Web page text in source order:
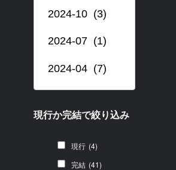
現行か完結で絞り込み
現行 (4)
完結 (41)